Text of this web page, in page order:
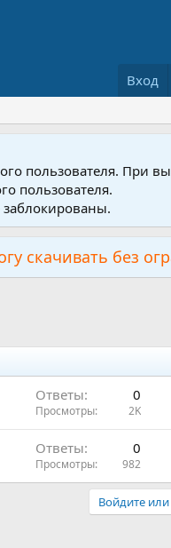
Вход
пользователя. При
пользователя.
заблокированы.
скачивать без
Ответы 0
Просмотры 2K
Ответы 0
Просмотры 982
Войдите или